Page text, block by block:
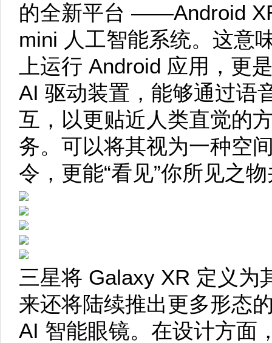
的全新平台 ——Android
mini 人工智能系统。这意
上运行 Android 应用，更
AI 驱动装置，能够通过语
互，以更贴近人类直觉的
务。可以将其视为一种空
令，更能“看见”你所见之
三星将 Galaxy XR 定义为
来还将陆续推出更多形态
AI 智能眼镜。在设计方面